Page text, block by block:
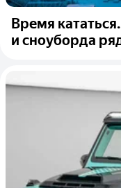
Время
и сноуборда